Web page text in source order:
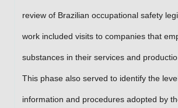
review of Brazilian occupational safety
work included visits to companies that
substances in their services and
This phase also served to identify the
information and procedures adopted by